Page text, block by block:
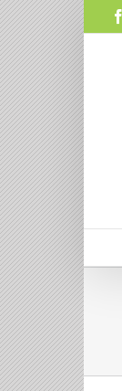
Salta
al
contenuto